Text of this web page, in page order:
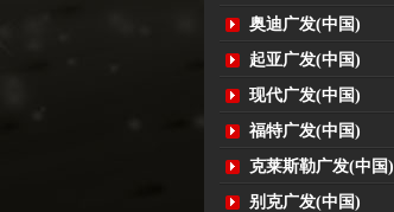
奥迪广发(中国)
起亚广发(中国)
现代广发(中国)
福特广发(中国)
克莱斯勒广发(中国)
别克广发(中国)